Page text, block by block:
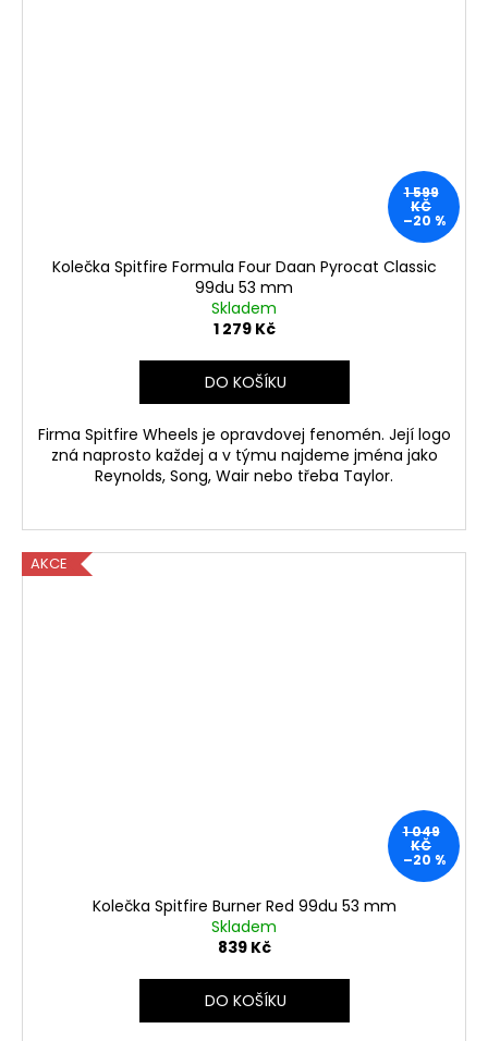
1 599
KČ
–20 %
Kolečka Spitfire Formula Four Daan Pyrocat Classic
99du 53 mm
Skladem
1 279 Kč
DO KOŠÍKU
Firma Spitfire Wheels je opravdovej fenomén. Její logo
zná naprosto každej a v týmu najdeme jména jako
Reynolds, Song, Wair nebo třeba Taylor.
AKCE
1 049
KČ
–20 %
Kolečka Spitfire Burner Red 99du 53 mm
Skladem
839 Kč
DO KOŠÍKU